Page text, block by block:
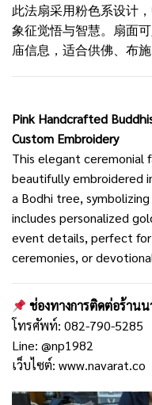
此法扇采用粉色系设计
象征觉悟与智慧。扇面
庙信息，适合供佛、布
Pink Handcrafted
Custom Embroidery
This elegant ceremonial
beautifully embroidered
a Bodhi tree,
includes personalized
event details, perfect
ceremonies, or
ช่องทางการติดต่อร้าน
โทรศัพท์: 082-790-5285
Line: @np1982
เว็บไซต์: www.navarat.co